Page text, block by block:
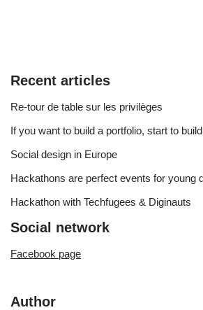
Recent articles
Re-tour de table sur les privilèges
If you want to build a portfolio, start to
Social design in Europe
Hackathons are perfect events for young
Hackathon with Techfugees & Diginauts
Social network
Facebook page
Author